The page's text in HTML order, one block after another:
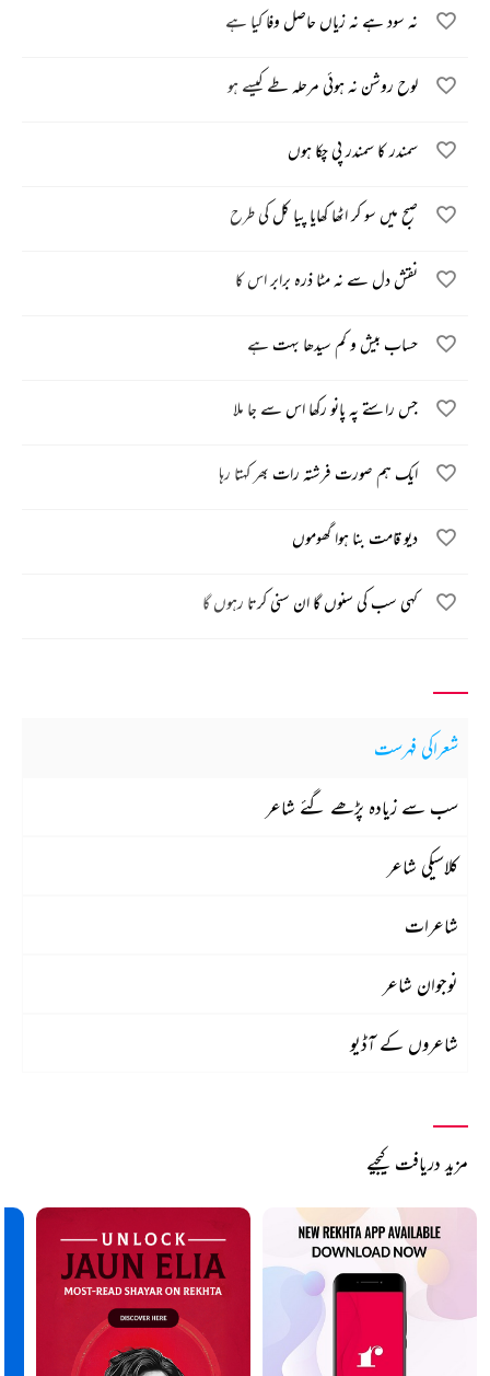
نہ سود ہے نہ زیاں حاصل وفا کیا ہے
لوح روشن نہ ہوئی مرحلہ طے کیسے ہو
سمندر کا سمندر پی چکا ہوں
صبح میں سو کر اٹھا کھایا پیا کل کی طرح
نقش دل سے نہ مٹا ذرہ برابر اس کا
حساب بیش و کم سیدھا بہت ہے
جس راستے پہ پانو رکھا اس سے جا ملا
ایک ہم صورت فرشتہ رات بھر کہتا رہا
دیو قامت بنا ہوا گھوموں
کہی سب کی سنوں گا ان سنی کرتا رہوں گا
شعراکی فہرست
سب سے زیادہ پڑھے گئے شاعر
کلاسیکی شاعر
شاعرات
نوجوان شاعر
شاعروں کے آڈیو
مزید دریافت کیجیے